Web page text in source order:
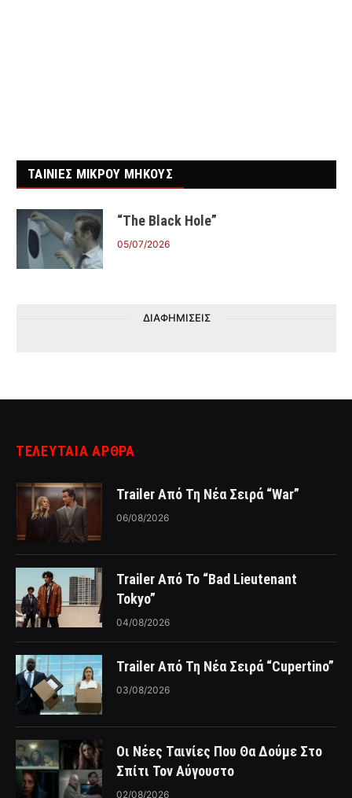
ΤΑΙΝΙΕΣ ΜΙΚΡΟΥ ΜΗΚΟΥΣ
“The Black Hole”
05/07/2026
ΔΙΑΦΗΜΙΣΕΙΣ
ΤΕΛΕΥΤΑΙΑ ΑΡΘΡΑ
Trailer Από Τη Νέα Σειρά “War”
06/08/2026
Trailer Από Το “Bad Lieutenant
Tokyo”
04/08/2026
Trailer Από Τη Νέα Σειρά “Cupertino”
03/08/2026
Οι Νέες Ταινίες Που Θα Δούμε Στο
Σπίτι Τον Αύγουστο
02/08/2026